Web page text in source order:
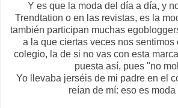
Y es que la moda del día a día, y
Trendtation o en las revistas, es la
también participan muchas
a la que ciertas veces nos sentimos
colegio, la de si no vas con esta
puesta así, pues "no
Yo llevaba jerséis de mi padre en el
reían de mí: eso es moda